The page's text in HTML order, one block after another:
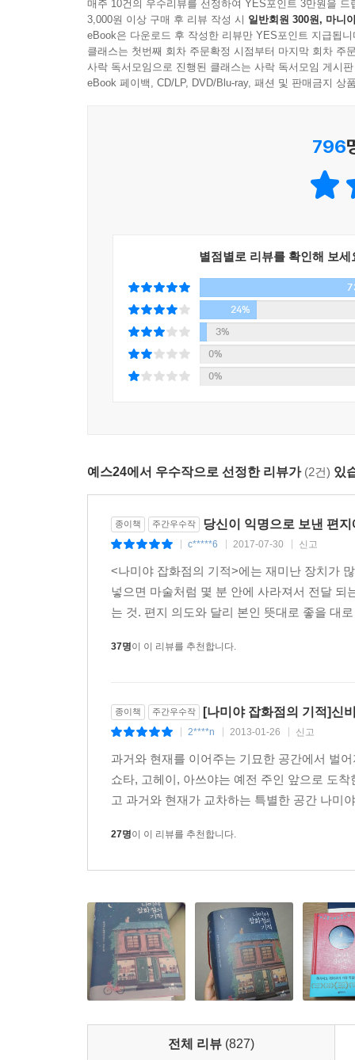
총 5장으로 구성된 『나미야 잡화점의 기적』은
이는 각각의 이야기와 등장인물을 하나의 연결 고
×× 시 외곽에 자리한 나미야 잡화점은 30여 년간
아동복지시설에서 함께 자란 친구 사이로 몇
생각했다가 하늘에서 툭 떨어진 듯한 이상한 편
각 장마다 고민 상담 편지를 보낸 이들의 애틋한
놀라운 기적이 일어나기 시작한다.
히가시노 게이고, 청년 백수의 언어로 기적과 감동
뚜렷한 계획 없이 하루하루를 살아가던 세 명의
현재를 살아가는 우리에게 시사하는 바가 매우 크
이야기의 중심축인 아쓰야, 고헤이, 쇼타는 당장
불우한 어린 시절을 보낸 것으로 모자라 어른
……
앞으로 삼십 년만 지나보세요. 그런 태평한 소리
취직이 될까 말까 하는 시대가 옵니다. 틀림없이 와
_본문 126쪽
하지만 처음에는 비꼬는 듯한 말투에 반감을 가
기적은 여기서 그치지 않는다. 고민 상담을 해
셈이다. 다른 사람의 일을 내 일처럼 여기고 고민
살고 있는 결점투성이의 젊은이들이 그러한 기
젊은이들로 했습니다. 타인의 고민 따위에는
과거에서 날아온 편지를 받았을 때 어떻게 행동할
“뭔가 설명은 잘 못하겠지만…….” 고헤이가 우물
“지금까지 살아오면서 오늘 밤 처음으로 남에게
■ 히가시노 게이고가 들려주는 가슴 훈훈한 이야기
살다보면 한번쯤은 마주하게 되는 어려운 선택의
나미야 잡화점은 다소 장난스러운 고민도 진지하
첫 번째 등장하는 고민 상담자는 살날이 얼마 안
매주 10건의 우수리뷰를 선정하여 YES포인트 3만원을 드
3,000원 이상 구매 후 리뷰 작성 시 일반회원 300원, 마니
eBook은 다운로드 후 작성한 리뷰만 YES포인트 지급됩니
클래스는 첫번째 회차 주문확정 시점부터 마지막 회차 주
사락 독서모임으로 진행된 클래스는 사락 독서모임 게시
eBook 페이백, CD/LP, DVD/Blu-ray, 패션 및 판매금지 상
796
별점별로 리뷰를 확인해 보세
24%
3%
0%
0%
예스24에서 우수작으로 선정한 리뷰가 (2건) 있
종이책 주간우수작 당신이 익명으로 보낸 편
c*****6 2017-07-30 신고
<나미야 잡화점의 기적>에는 재미난 장치가
넣으면 마술처럼 몇 분 안에 사라져서 전달
는 것. 편지 의도와 달리 본인 뜻대로 좋을 대
37명이 이 리뷰를 추천합니다.
종이책 주간우수작 [나미야 잡화점의 기적]신
2****n 2013-01-26 신고
과거와 현재를 이어주는 기묘한 공간에서 벌
쇼타, 고헤이, 아쓰야는 예전 주인 앞으로 도
고 과거와 현재가 교차하는 특별한 공간 나미
27명이 이 리뷰를 추천합니다.
전체 리뷰 (827)